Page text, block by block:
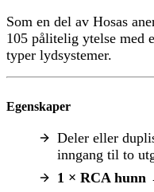
Som en del av Hosas
105 pålitelig ytelse med
typer lydsystemer.
Egenskaper
Deler eller
inngang til to
1 × RCA hunn